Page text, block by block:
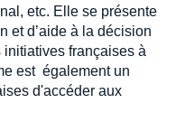
etc. Elle se présente
et d’aide à la décision
françaises à
est également un
d'accéder aux